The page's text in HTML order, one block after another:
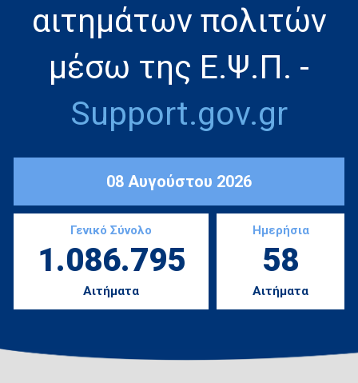
αιτημάτων πολιτών
μέσω της Ε.Ψ.Π. -
Support.gov.gr
08 Αυγούστου 2026
Γενικό Σύνολο
1.086.795
Αιτήματα
Ημερήσια
58
Αιτήματα